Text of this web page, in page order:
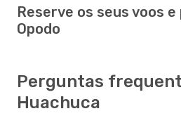
Reserve os seus voos
Opodo
Perguntas
Huachuca